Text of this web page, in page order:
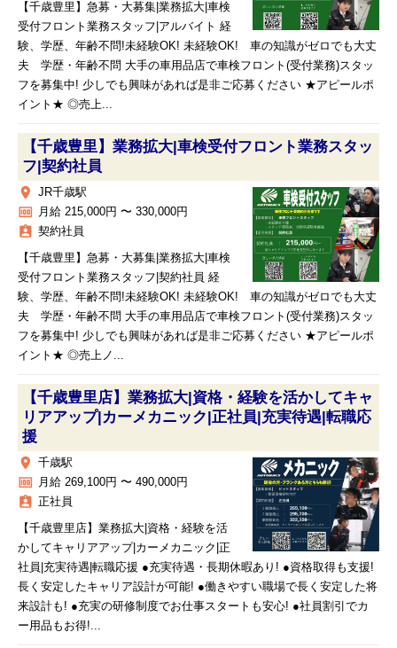
【千歳豊里】急募・大募集|業務拡大|車検
受付フロント業務スタッフ|アルバイト 経
験、学歴、年齢不問!未経験OK! 未経験OK! 車の知識がゼロでも大丈
夫 学歴・年齢不問 大手の車用品店で車検フロント(受付業務)スタッ
フを募集中! 少しでも興味があれば是非ご応募ください ★アピールポ
イント★ ◎売上...
【千歳豊里】業務拡大|車検受付フロント業務スタッ
フ|契約社員
place JR千歳駅
money 月給 215,000円 〜 330,000円
assignment_ind 契約社員
【千歳豊里】急募・大募集|業務拡大|車検
受付フロント業務スタッフ|契約社員 経
験、学歴、年齢不問!未経験OK! 未経験OK! 車の知識がゼロでも大丈
夫 学歴・年齢不問 大手の車用品店で車検フロント(受付業務)スタッ
フを募集中! 少しでも興味があれば是非ご応募ください ★アピールポ
イント★ ◎売上ノ...
【千歳豊里店】業務拡大|資格・経験を活かしてキャ
リアアップ|カーメカニック|正社員|充実待遇|転職応
援
place 千歳駅
money 月給 269,100円 〜 490,000円
assignment_ind 正社員
【千歳豊里店】業務拡大|資格・経験を活
かしてキャリアアップ|カーメカニック|正
社員|充実待遇|転職応援 ●充実待遇・長期休暇あり! ●資格取得も支援!
長く安定したキャリア設計が可能! ●働きやすい職場で長く安定した将
来設計も! ●充実の研修制度でお仕事スタートも安心! ●社員割引でカ
ー用品もお得!...